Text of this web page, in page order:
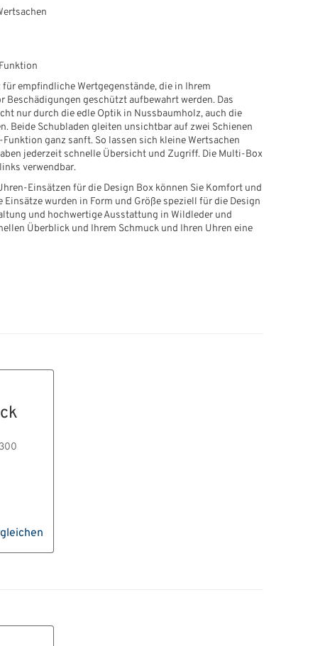
empfindliche Wertgegenstände, die in Ihrem
Beschädigungen geschützt aufbewahrt werden. Das
nur durch die edle Optik in Nussbaumholz, auch die
Beide Schubladen gleiten unsichtbar auf zwei Schienen
ganz sanft. So lassen sich kleine Wertsachen
jederzeit schnelle Übersicht und Zugriff. Die Multi-Box
verwendbar.
Einsätzen für die Design Box können Sie Komfort und
wurden in Form und Größe speziell für die Design
und hochwertige Ausstattung in Wildleder und
Überblick und Ihrem Schmuck und Ihren Uhren eine